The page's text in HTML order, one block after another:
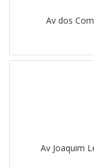
Av dos
Av Joaquim